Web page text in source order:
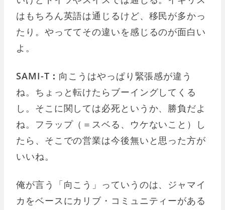
はもちろん英語は通じるけど、移民が多かっ
たり。やっててその違いを感じるのが面白い
よ。
SAMI-T： 向こうはやっぱり緊張感が違う
ね。ちょっと転けたらブーイングしてくる
し。そこに関しては必死というか、勝負だよ
ね。フラップ（＝スベる、ウケないこと）し
たら、そこでの営業は今後無いと思った方が
いいね。
俺が言う「向こう」っていうのは、ジャマイ
カをベースにカリブ・コミュニティーがある